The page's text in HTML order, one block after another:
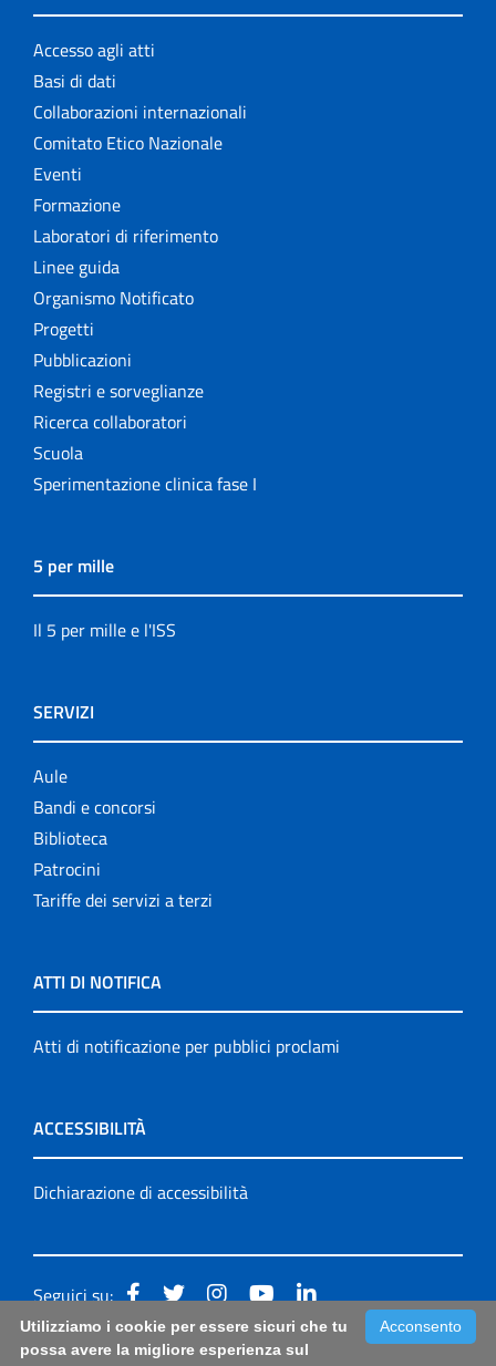
Accesso agli atti
Basi di dati
Collaborazioni internazionali
Comitato Etico Nazionale
Eventi
Formazione
Laboratori di riferimento
Linee guida
Organismo Notificato
Progetti
Pubblicazioni
Registri e sorveglianze
Ricerca collaboratori
Scuola
Sperimentazione clinica fase I
5 per mille
Il 5 per mille e l'ISS
SERVIZI
Aule
Bandi e concorsi
Biblioteca
Patrocini
Tariffe dei servizi a terzi
ATTI DI NOTIFICA
Atti di notificazione per pubblici proclami
ACCESSIBILITÀ
Dichiarazione di accessibilità
Seguici su:
Accessibilità: form di segnalazione di prima istanza per
Acconsento
Utilizziamo i cookie per essere sicuri che tu
possa avere la migliore esperienza sul